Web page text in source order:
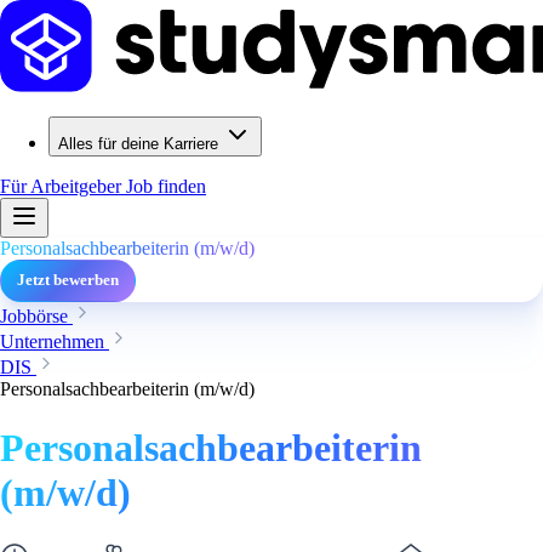
Alles für deine Karriere
Für ArbeitgeberJob finden
Personalsachbearbeiterin (m/w/d)
Jetzt bewerben
Jobbörse
Unternehmen
DIS
Personalsachbearbeiterin (m/w/d)
Personalsachbearbeiterin
(m/w/d)